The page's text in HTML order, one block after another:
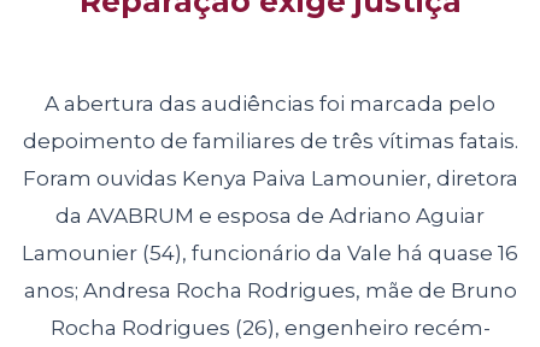
A abertura das audiências foi marcada pelo
depoimento de familiares de três vítimas fatais.
Foram ouvidas Kenya Paiva Lamounier, diretora
da AVABRUM e esposa de Adriano Aguiar
Lamounier (54), funcionário da Vale há quase 16
anos; Andresa Rocha Rodrigues, mãe de Bruno
Rocha Rodrigues (26), engenheiro recém-